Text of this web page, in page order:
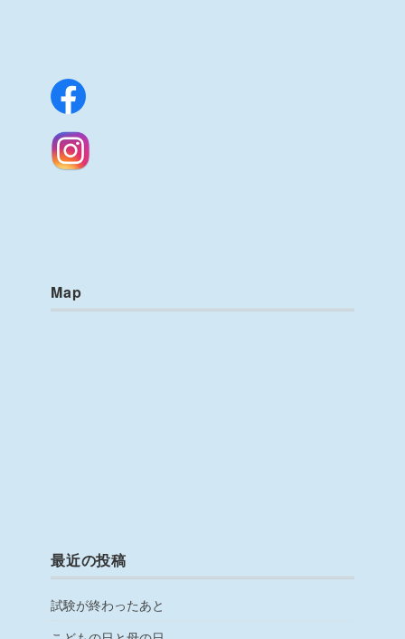
Map
最近の投稿
試験が終わったあと